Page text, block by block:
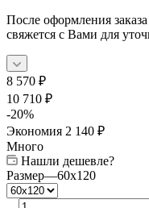
После оформления
свяжется с Вами для
8 570 ₽
10 710 ₽
-20%
Экономия 2 140 ₽
Много
Нашли дешевле?
Размер—60x120